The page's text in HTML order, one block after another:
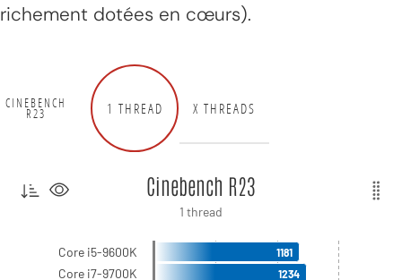
richement dotées en cœurs).